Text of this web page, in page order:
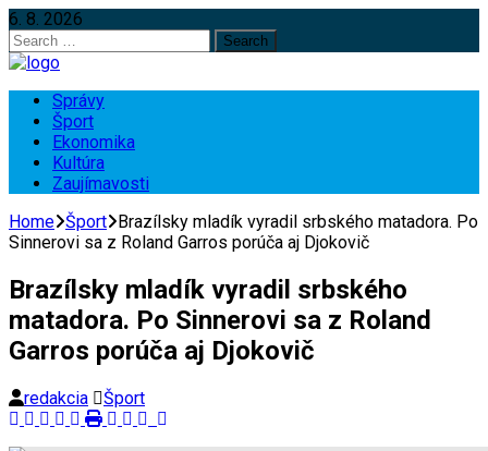
6. 8. 2026
Search
for:
Správy
Šport
Ekonomika
Kultúra
Zaujímavosti
Home Šport Brazílsky mladík vyradil srbského matadora. Po
Sinnerovi sa z Roland Garros porúča aj Djokovič
Brazílsky mladík vyradil srbského
matadora. Po Sinnerovi sa z Roland
Garros porúča aj Djokovič
redakcia Šport